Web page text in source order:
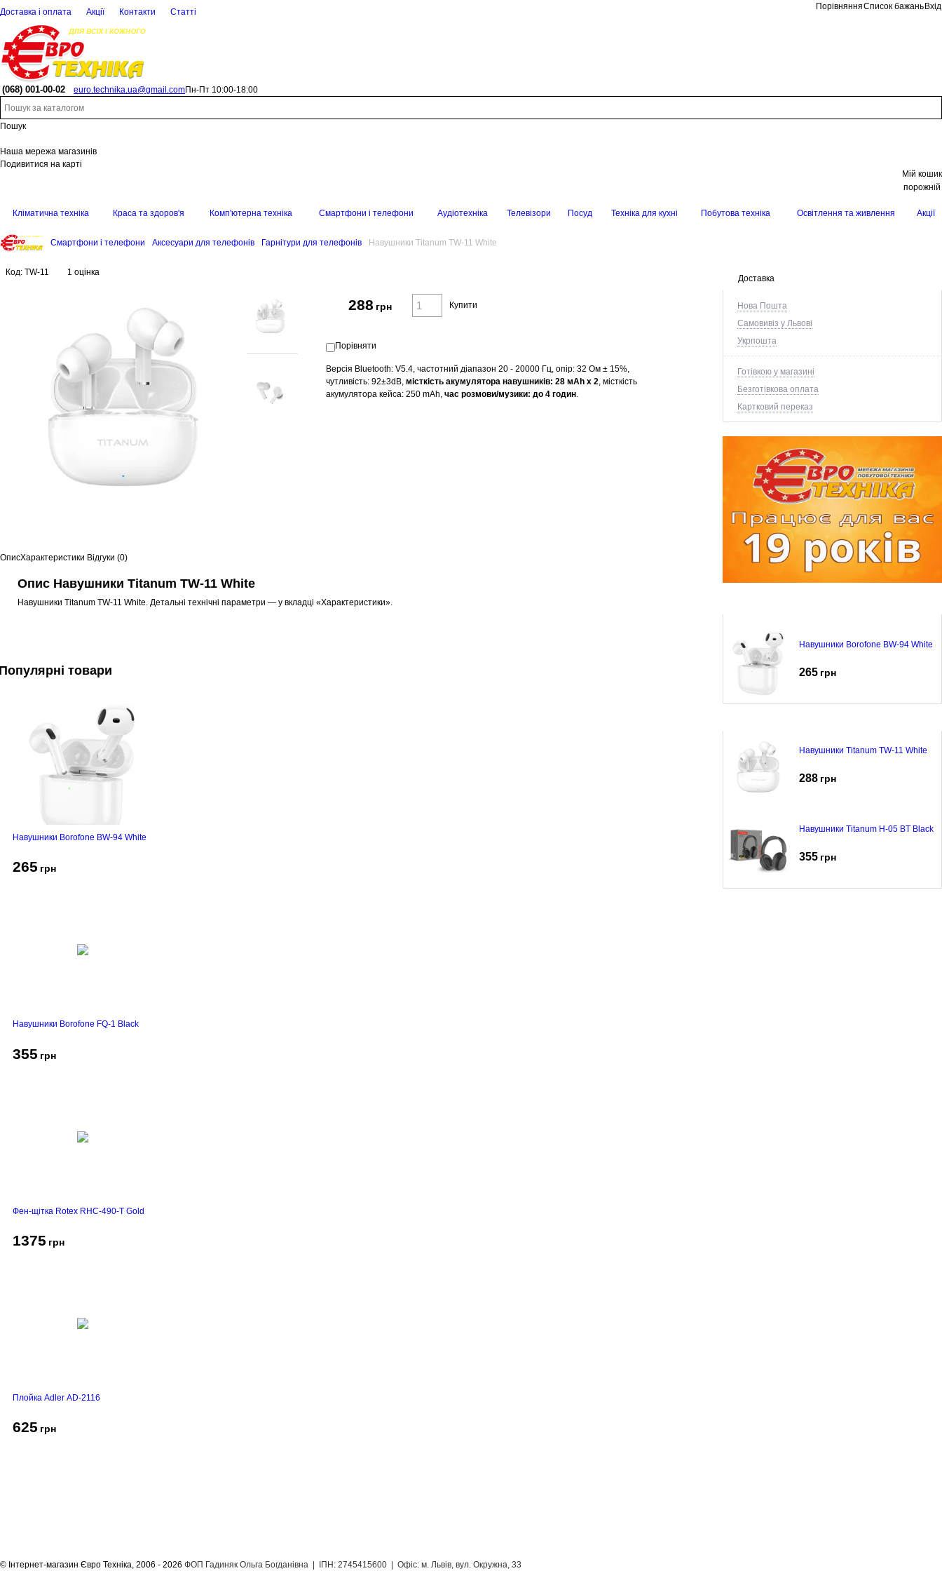
Доставка і оплата Акції Контакти Статті
ПорівнянняСписок бажань Вхід
(068) 001-00-02 euro.technika.ua@gmail.comПн-Пт 10:00-18:00
Пошук
Наша мережа магазинів
Подивитися на карті
Мій кошик
порожній
Кліматична техніка Краса та здоров'я Комп'ютерна техніка Смартфони і телефони Аудіотехніка Телевізори Посуд Техніка для кухні Побутова техніка Освітлення та живлення Акції
Смартфони і телефони Аксесуари для телефонів Гарнітури для телефонів Навушники Titanum TW-11 White
Доставка
Нова Пошта
Самовивіз у Львові
Укрпошта
Готівкою у магазині
Безготівкова оплата
Картковий переказ
Навушники Borofone BW-94 White
265 грн
Навушники Titanum TW-11 White
288 грн
Навушники Titanum H-05 BT Black
355 грн
Код: TW-11 1 оцінка
288 грн Купити
Порівняти
Версія Bluetooth: V5.4, частотний діапазон 20 - 20000 Гц, опір: 32 Ом ± 15%,
чутливість: 92±3dB, місткість акумулятора навушників: 28 мАh х 2, місткість
акумулятора кейса: 250 mAh, час розмови/музики: до 4 годин.
ОписХарактеристики Відгуки (0)
Опис Навушники Titanum TW-11 White
Навушники Titanum TW-11 White. Детальні технічні параметри — у вкладці «Характеристики».
товари
Навушники Borofone BW-94 White
265 грн
Навушники Borofone FQ-1 Black
355 грн
Фен-щітка Rotex RHC-490-T Gold
1375 грн
Плойка Adler AD-2116
625 грн
© Інтернет-магазин Євро Техніка, 2006 - 2026 ФОП Гадиняк Ольга Богданівна | ІПН: 2745415600 | Офіс: м. Львів, вул. Окружна, 33